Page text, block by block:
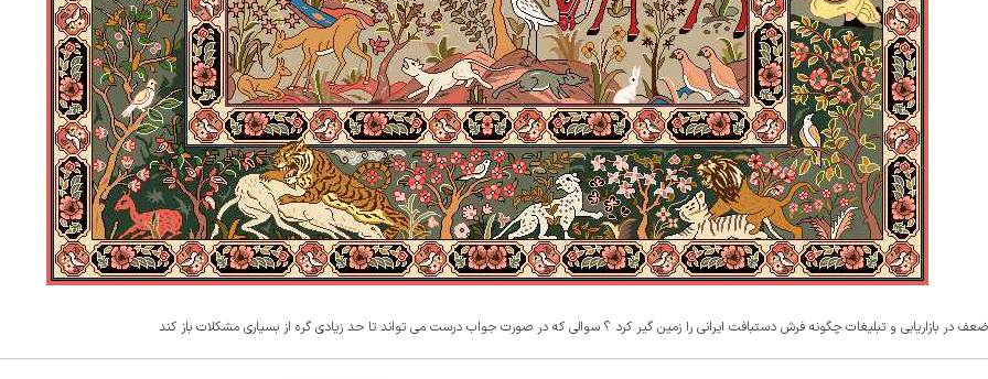
ضعف در بازاریابی و تبلیغات چگونه فرش دستبافت ایرانی را زمین گیر کرد ؟ سوالی که در صورت جواب درست می تواند تا حد زیادی گره از بسیاری مشکلات باز کند